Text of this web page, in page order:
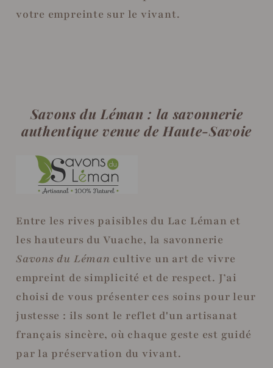
votre empreinte sur le vivant.
Savons du Léman : la savonnerie
authentique venue de Haute-Savoie
Entre les rives paisibles du Lac Léman et
les hauteurs du Vuache, la savonnerie
Savons du Léman cultive un art de vivre
empreint de simplicité et de respect. J’ai
choisi de vous présenter ces soins pour leur
justesse : ils sont le reflet d'un artisanat
français sincère, où chaque geste est guidé
par la préservation du vivant.